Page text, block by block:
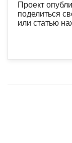
Проект
поделиться
или статью